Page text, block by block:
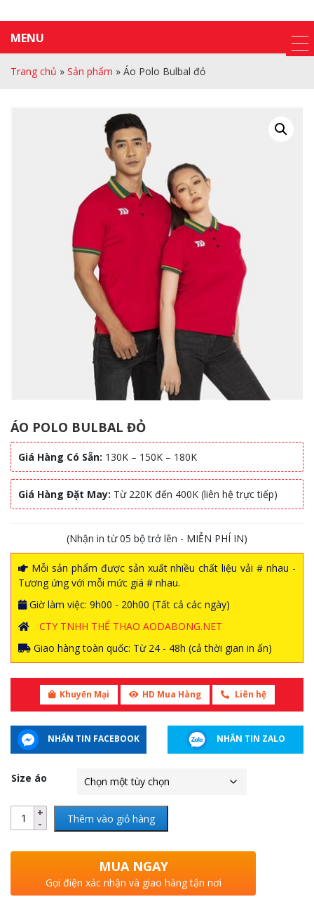
MENU
Trang chủ » Sản phẩm » Áo Polo Bulbal đỏ
ÁO POLO BULBAL ĐỎ
Giá Hàng Có Sẵn: 130K – 150K – 180K
Giá Hàng Đặt May: Từ 220K đến 400K (liên hệ trực tiếp)
(Nhận in từ 05 bộ trở lên - MIỄN PHÍ IN)
Mỗi sản phẩm được sản xuất nhiều chất liệu vải # nhau -
Tương ứng với mỗi mức giá # nhau.
Giờ làm việc: 9h00 - 20h00 (Tất cả các ngày)
CTY TNHH THỂ THAO AODABONG.NET
Giao hàng toàn quốc: Từ 24 - 48h (cả thời gian in ấn)
Khuyến Mại HD Mua Hàng Liên hệ
NHẮN TIN FACEBOOK NHẮN TIN ZALO
Size áo
Thêm vào giỏ hàng
MUA NGAY
Gọi điện xác nhận và giao hàng tận nơi